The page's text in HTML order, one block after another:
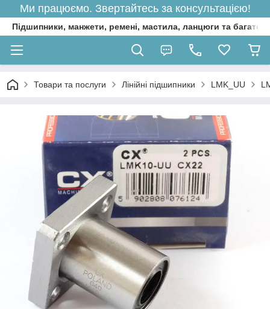
Ми працюємо. Звертайтесь за консультацією!
Підшипники, манжети, ремені, мастила, ланцюги та багато
Товари та послуги Лінійні підшипники LMK_UU